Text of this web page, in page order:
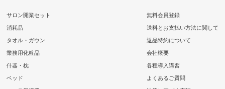
サロン開業セット
消耗品
タオル・ガウン
業務用化粧品
什器・枕
ベッド
無料会員登録
送料とお支払い方法に関して
返品特約について
会社概要
各種導入講習
よくあるご質問